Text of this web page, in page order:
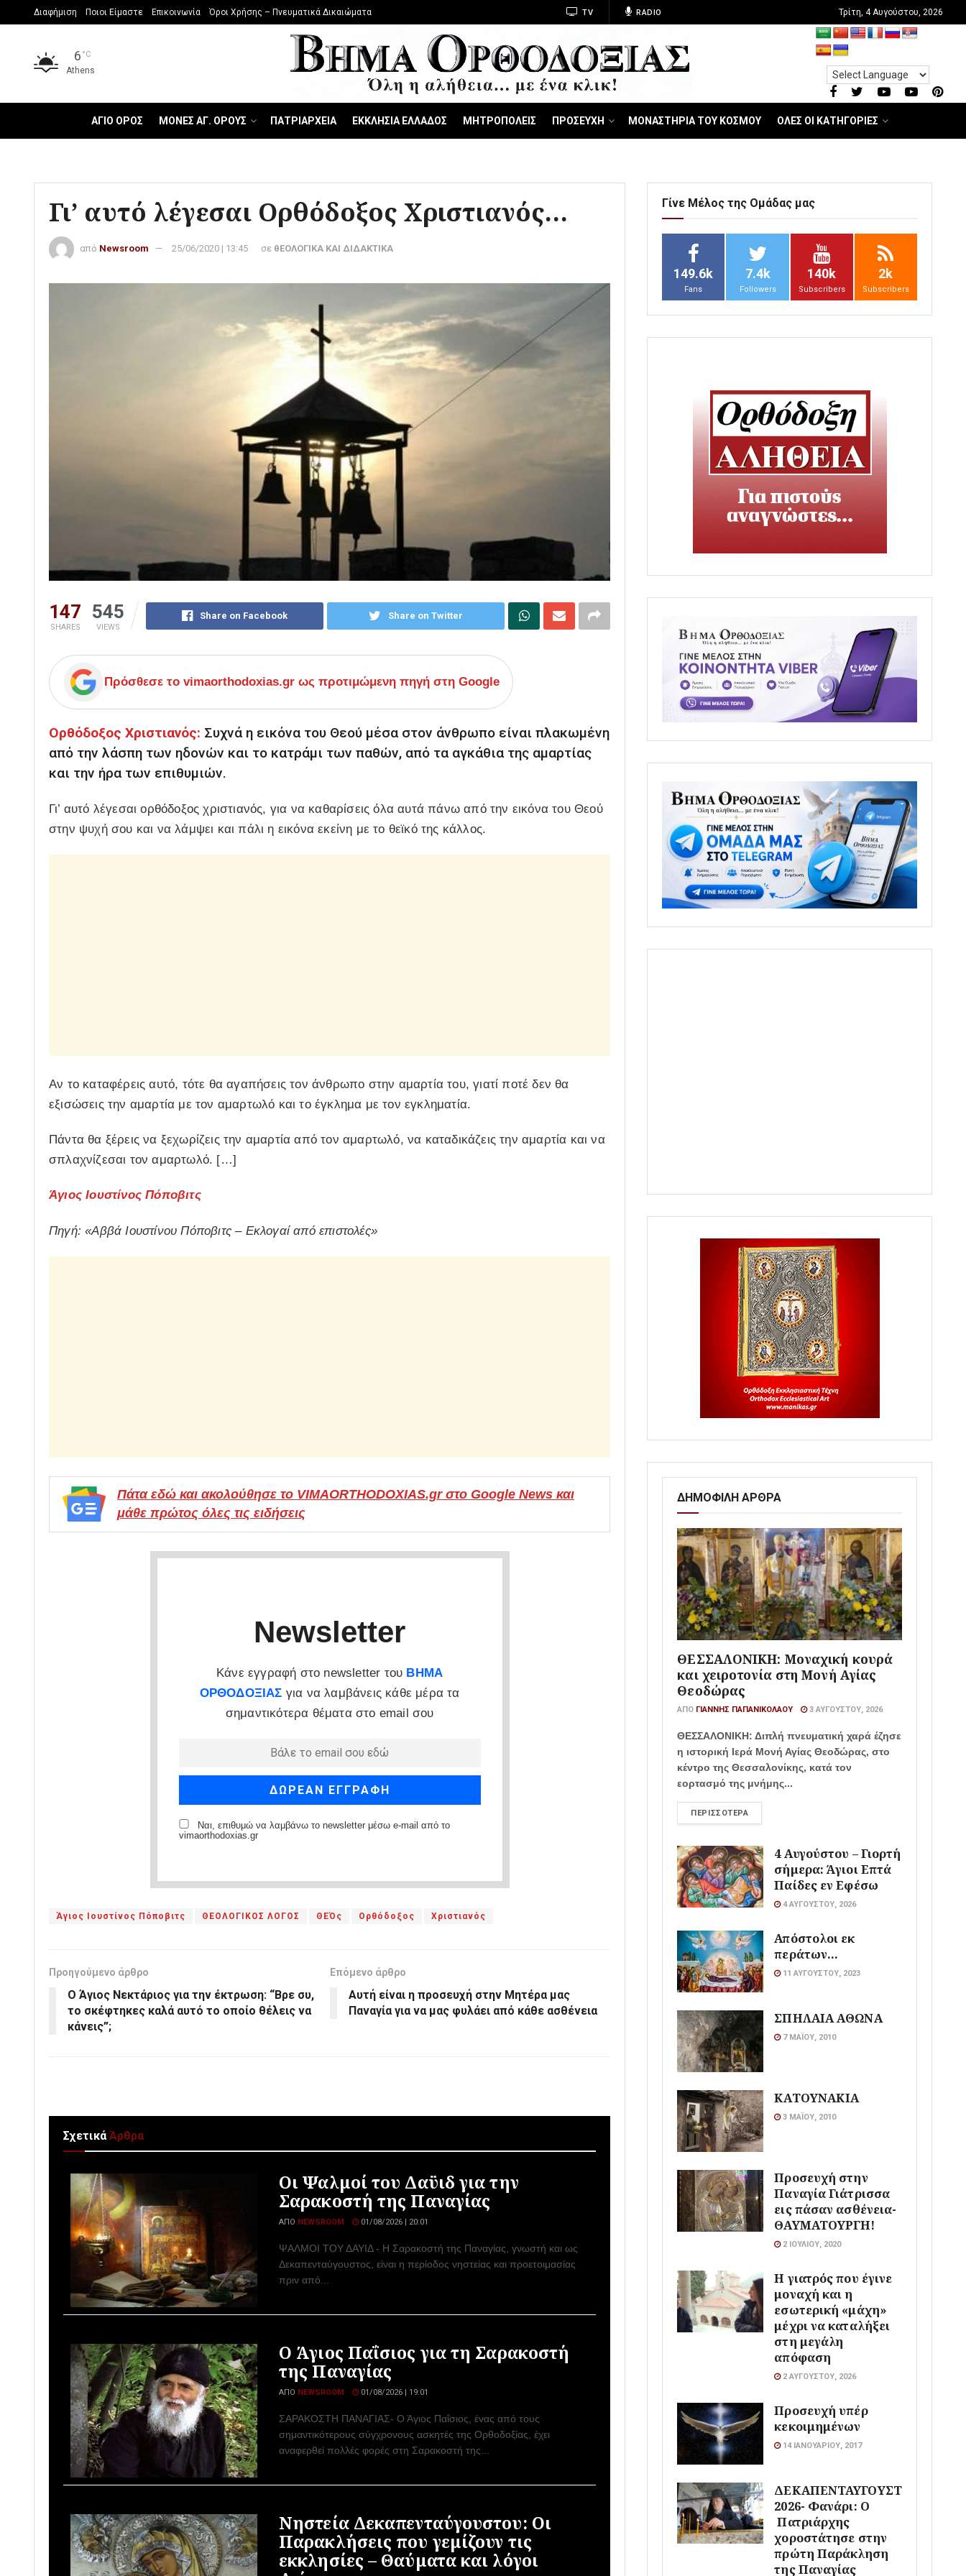
Διαφήμιση Ποιοι Είμαστε Επικοινωνία Όροι Χρήσης – Πνευματικά Δικαιώματα TV RADIO Τρίτη, 4 Αυγούστου, 2026
6 °C
Athens
ΑΓΙΟ ΟΡΟΣ ΜΟΝΕΣ ΑΓ. ΟΡΟΥΣ ΠΑΤΡΙΑΡΧΕΙΑ ΕΚΚΛΗΣΙΑ ΕΛΛΑΔΟΣ ΜΗΤΡΟΠΟΛΕΙΣ ΠΡΟΣΕΥΧΗ ΜΟΝΑΣΤΗΡΙΑ ΤΟΥ ΚΟΣΜΟΥ ΟΛΕΣ ΟΙ ΚΑΤΗΓΟΡΙΕΣ
Γι’ αυτό λέγεσαι Ορθόδοξος Χριστιανός…
από Newsroom 25/06/2020 | 13:45 σε θΕΟΛΟΓΙΚΑ ΚΑΙ ΔΙΔΑΚΤΙΚΑ
147
SHARES
545
VIEWS
Share on Facebook Share on Twitter
Πρόσθεσε το vimaorthodoxias.gr ως προτιμώμενη πηγή στη Google
Ορθόδοξος Χριστιανός: Συχνά η εικόνα του Θεού μέσα στον άνθρωπο είναι πλακωμένη
από την λάσπη των ηδονών και το κατράμι των παθών, από τα αγκάθια της αμαρτίας
και την ήρα των επιθυμιών.
Γι’ αυτό λέγεσαι ορθόδοξος χριστιανός, για να καθαρίσεις όλα αυτά πάνω από την εικόνα του Θεού
στην ψυχή σου και να λάμψει και πάλι η εικόνα εκείνη με το θεϊκό της κάλλος.
Αν το καταφέρεις αυτό, τότε θα αγαπήσεις τον άνθρωπο στην αμαρτία του, γιατί ποτέ δεν θα
εξισώσεις την αμαρτία με τον αμαρτωλό και το έγκλημα με τον εγκληματία.
Πάντα θα ξέρεις να ξεχωρίζεις την αμαρτία από τον αμαρτωλό, να καταδικάζεις την αμαρτία και να
σπλαχνίζεσαι τον αμαρτωλό. […]
Άγιος Ιουστίνος Πόποβιτς
Πηγή: «Αββά Ιουστίνου Πόποβιτς – Εκλογαί από επιστολές»
Πάτα εδώ και ακολούθησε το VIMAORTHODOXIAS.gr στο Google News και
μάθε πρώτος όλες τις ειδήσεις
Newsletter
Κάνε εγγραφή στο newsletter του ΒΗΜΑ
ΟΡΘΟΔΟΞΙΑΣ για να λαμβάνεις κάθε μέρα τα
σημαντικότερα θέματα στο email σου
Ναι, επιθυμώ να λαμβάνω το newsletter μέσω e-mail από το
vimaorthodoxias.gr
Άγιος Ιουστίνος Πόποβιτς ΘΕΟΛΟΓΙΚΟΣ ΛΟΓΟΣ ΘΕΌς Ορθόδοξος Χριστιανός
Προηγούμενο άρθρο
Ο Άγιος Νεκτάριος για την έκτρωση: “Βρε συ,
το σκέφτηκες καλά αυτό το οποίο θέλεις να
κάνεις”;
Επόμενο άρθρο
Αυτή είναι η προσευχή στην Μητέρα μας
Παναγία για να μας φυλάει από κάθε ασθένεια
ΣχετικάΆρθρα
Οι Ψαλμοί του Δαϋιδ για την
Σαρακοστή της Παναγίας
ΑΠΌ NEWSROOM 01/08/2026 | 20:01
ΨΑΛΜΟΙ ΤΟΥ ΔΑΥΙΔ - Η Σαρακοστή της Παναγίας, γνωστή και ως
Δεκαπενταύγουστος, είναι η περίοδος νηστείας και προετοιμασίας
πριν από...
Ο Άγιος Παΐσιος για τη Σαρακοστή
της Παναγίας
ΑΠΌ NEWSROOM 01/08/2026 | 19:01
ΣΑΡΑΚΟΣΤΗ ΠΑΝΑΓΙΑΣ- Ο Άγιος Παΐσιος, ένας από τους
σημαντικότερους σύγχρονους ασκητές της Ορθοδοξίας, έχει
αναφερθεί πολλές φορές στη Σαρακοστή της...
Νηστεία Δεκαπενταύγουστου: Οι
Παρακλήσεις που γεμίζουν τις
εκκλησίες – Θαύματα και λόγοι
Γίνε Μέλος της Ομάδας μας
149.6k
Fans
7.4k
Followers
140k
Subscribers
2k
Subscribers
ΔΗΜΟΦΙΛΗ ΑΡΘΡΑ
ΘΕΣΣΑΛΟΝΙΚΗ: Μοναχική κουρά
και χειροτονία στη Μονή Αγίας
Θεοδώρας
ΑΠΌ ΓΙΆΝΝΗΣ ΠΑΠΑΝΙΚΟΛΆΟΥ 3 ΑΥΓΟΎΣΤΟΥ, 2026
ΘΕΣΣΑΛΟΝΙΚΗ: Διπλή πνευματική χαρά έζησε
η ιστορική Ιερά Μονή Αγίας Θεοδώρας, στο
κέντρο της Θεσσαλονίκης, κατά τον
εορτασμό της μνήμης...
ΠΕΡΙΣΣΌΤΕΡΑ
4 Αυγούστου – Γιορτή
σήμερα: Άγιοι Επτά
Παίδες εν Εφέσω
4 ΑΥΓΟΎΣΤΟΥ, 2026
Απόστολοι εκ
περάτων…
11 ΑΥΓΟΎΣΤΟΥ, 2023
ΣΠΗΛΑΙΑ ΑΘΩΝΑ
7 ΜΑΪ́ΟΥ, 2010
ΚΑΤΟΥΝΑΚΙΑ
3 ΜΑΪ́ΟΥ, 2010
Προσευχή στην
Παναγία Γιάτρισσα
εις πάσαν ασθένεια-
ΘΑΥΜΑΤΟΥΡΓΗ!
2 ΙΟΥΛΊΟΥ, 2020
Η γιατρός που έγινε
μοναχή και η
εσωτερική «μάχη»
μέχρι να καταλήξει
στη μεγάλη
απόφαση
2 ΑΥΓΟΎΣΤΟΥ, 2026
Προσευχή υπέρ
κεκοιμημένων
14 ΙΑΝΟΥΑΡΊΟΥ, 2017
ΔΕΚΑΠΕΝΤΑΥΓΟΥΣΤΟΣ
2026- Φανάρι: Ο
Πατριάρχης
χοροστάτησε στην
πρώτη Παράκληση
της Παναγίας